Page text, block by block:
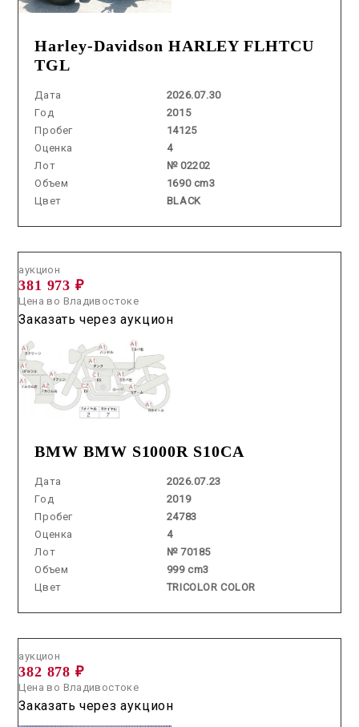
Harley-Davidson HARLEY FLHTCU
TGL
Дата
2026.07.30
Год
2015
Пробег
14125
Оценка
4
Лот
№ 02202
Объем
1690 cm3
Цвет
BLACK
BMW BMW S1000R S10CA
Дата
2026.07.23
Год
2019
Пробег
24783
Оценка
4
Лот
№ 70185
Объем
999 cm3
Цвет
TRICOLOR COLOR
аукцион
381 973 ₽
Цена во Владивостоке
Заказать через аукцион
аукцион
382 878 ₽
Цена во Владивостоке
Заказать через аукцион